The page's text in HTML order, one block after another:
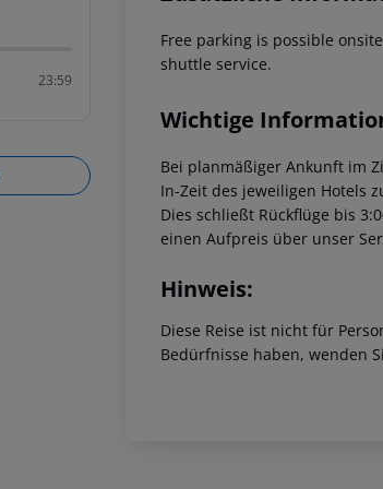
23:59
Free parking is possible
shuttle service.
Wichtige
Bei planmäßiger Ankunft im
In-Zeit des jeweiligen Hotels
Dies schließt Rückflüge bis
einen Aufpreis über unser
Hinweis:
Diese Reise ist nicht für
Bedürfnisse haben, wenden